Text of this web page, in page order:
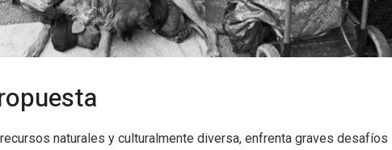
naturales y culturalmente diversa, enfrenta graves desafíos